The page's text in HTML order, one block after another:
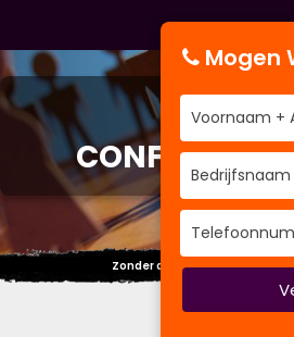
Zonder de dalen geniet je niet
Mogen